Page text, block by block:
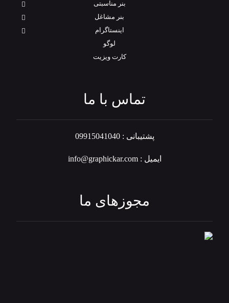
بنر مناسبتی
بنر مشاغل
اینستاگرام
لوگو
کارت ویزیت
تماس با ما
پشتیبانی : 09915041040
ایمیل : info@graphickar.com
مجوزهای ما